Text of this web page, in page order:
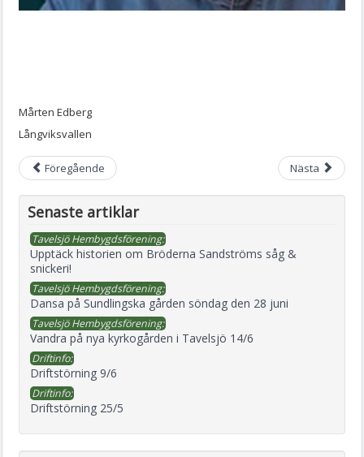
Mårten Edberg
Långviksvallen
Föregående Nästa
Senaste artiklar
Tavelsjö Hembygdsförening:
Upptäck historien om Bröderna Sandströms såg &
snickeri!
Tavelsjö Hembygdsförening:
Dansa på Sundlingska gården söndag den 28 juni
Tavelsjö Hembygdsförening:
Vandra på nya kyrkogården i Tavelsjö 14/6
Driftinfo:
Driftstörning 9/6
Driftinfo:
Driftstörning 25/5